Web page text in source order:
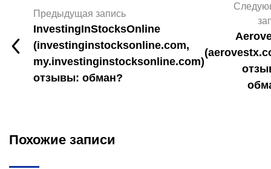
Предыдущая запись
InvestingInStocksOnline
(investinginstocksonline.com,
my.investinginstocksonline.com)
отзывы: обман?
Похожие записи